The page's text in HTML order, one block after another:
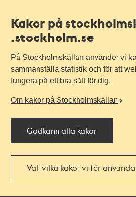
Kakor på
.stockholm.se
På Stockholmskällan använder vi
sammanställa statistik och för att
fungera på ett bra sätt för dig.
Om kakor på Stockholmskällan
Godkänn alla kakor
Välj vilka kakor vi får använda